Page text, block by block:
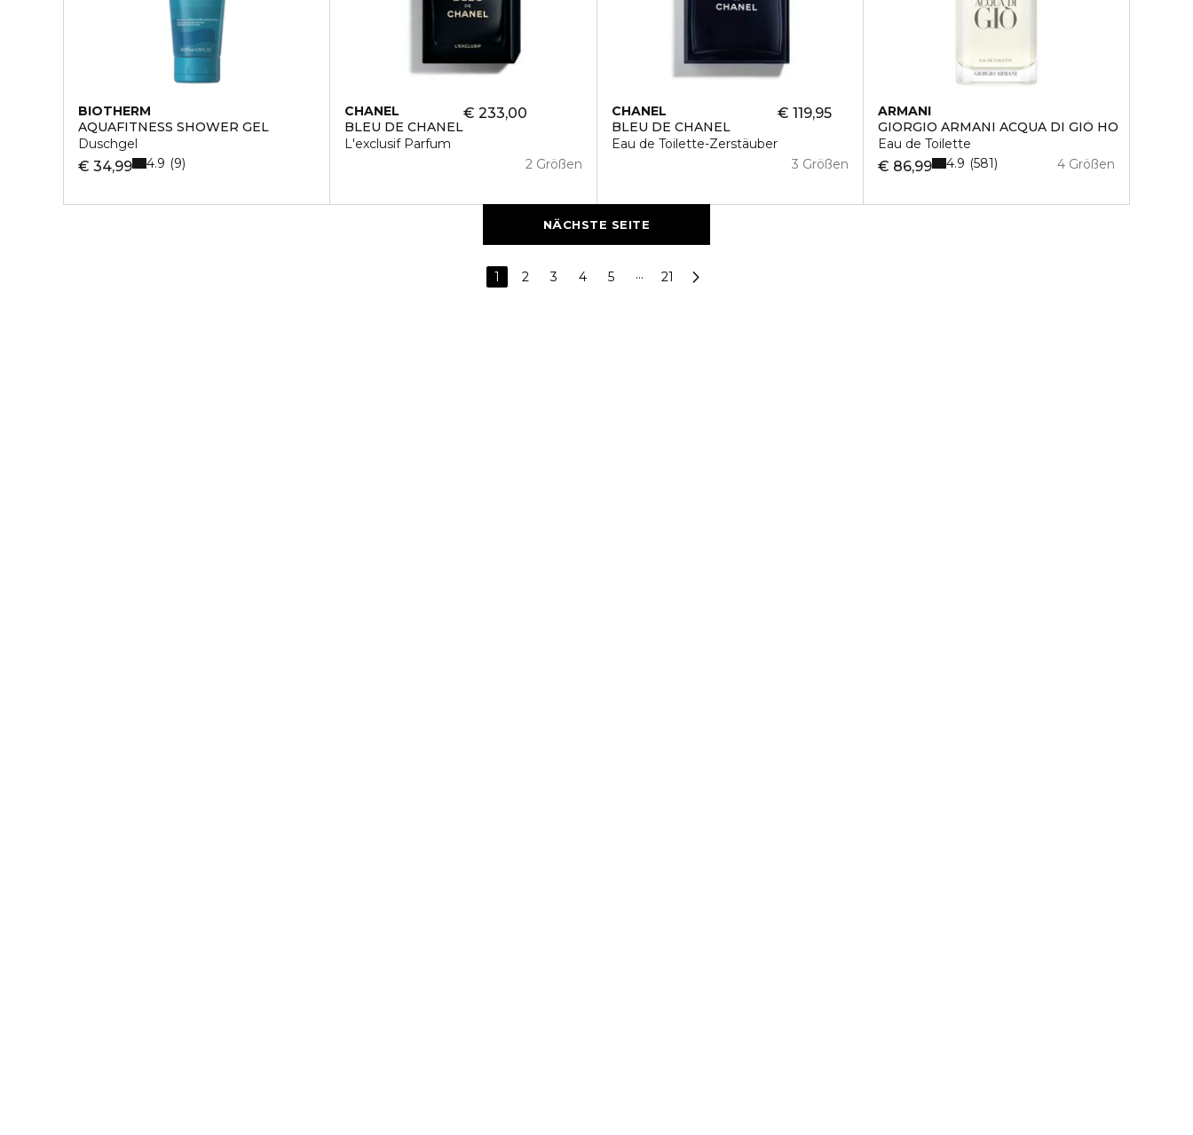
BIOTHERM
AQUAFITNESS SHOWER GEL
Duschgel
€ 34,99 4.9 9
CHANEL
BLEU DE CHANEL
L'exclusif Parfum
€ 233,00
2 Größen
CHANEL
BLEU DE CHANEL
Eau de Toilette-Zerstäuber
€ 119,95
3 Größen
ARMANI
GIORGIO ARMANI ACQUA DI GIÒ HO
Eau de Toilette
€ 86,99 4 Größen
4.9 581
NÄCHSTE SEITE
1 2 3 4 5 ··· 21